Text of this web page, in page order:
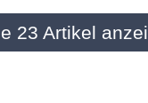
22.12.2025
23 Artikel